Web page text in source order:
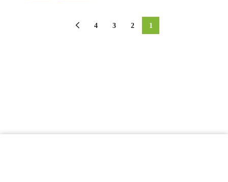
1
2
3
4